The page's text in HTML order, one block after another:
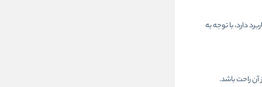
دارد، با توجه به
راحت باشد.